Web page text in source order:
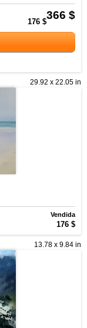
366 $
176 $
29.92 x 22.05 in
Vendida
176 $
13.78 x 9.84 in